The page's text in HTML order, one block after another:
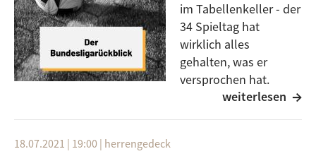
im Tabellenkeller - der
34 Spieltag hat
wirklich alles
gehalten, was er
versprochen hat.
die Lupe genommen.
weiterlesen
18.07.2021 | 19:00 | herrengedeck